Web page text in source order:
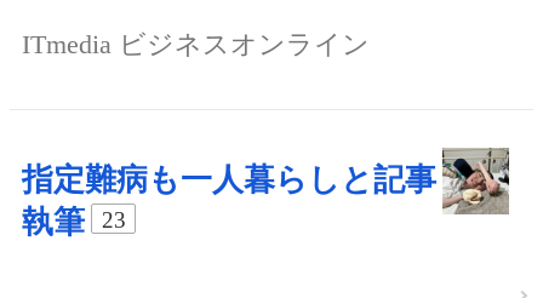
ITmedia ビジネスオンライン
指定難病も一人暮らしと記事
執筆
23